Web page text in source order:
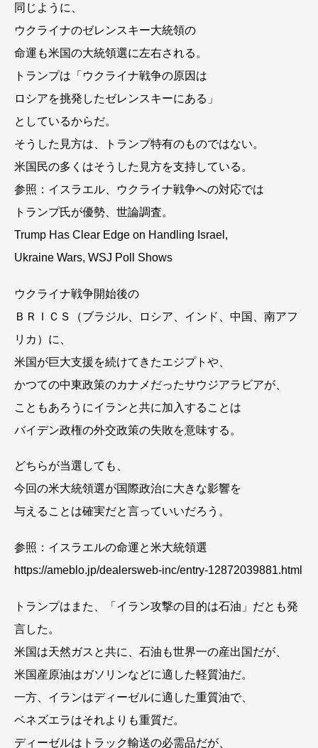
同じように、
ウクライナのゼレンスキー大統領の
命運も米国の大統領選に左右される。
トランプは「ウクライナ戦争の原因は
ロシアを挑発したゼレンスキーにある」
としているからだ。
そうした見方は、トランプ特有のものではない。
米国民の多くはそうした見方を支持している。
参照：イスラエル、ウクライナ戦争への対応では
トランプ氏が優勢、世論調査。
Trump Has Clear Edge on Handling Israel,
Ukraine Wars, WSJ Poll Shows
ウクライナ戦争開始後の
ＢＲＩＣＳ（ブラジル、ロシア、インド、中国、南アフ
リカ）に、
米国が巨大支援を続けてきたエジプトや、
かつての中東政策のカナメだったサウジアラビアが、
こともあろうにイランと共に加入することは
バイデン政権の外交政策の失敗を意味する。
どちらが当選しても、
今回の米大統領選が国際政治に大きな影響を
与えることは確実だと言っていいだろう。
参照：イスラエルの命運と米大統領選
https://ameblo.jp/dealersweb-inc/entry-12872039881.html
トランプはまた、「イラン攻撃の目的は石油」だとも発
言した。
米国は天然ガスと共に、石油も世界一の産出国だが、
米国産原油はガソリンなどに適した軽質油だ。
一方、イランはディーゼルに適した重質油で、
ベネズエラはそれよりも重質だ。
ディーゼルはトラック輸送の必需品だが、